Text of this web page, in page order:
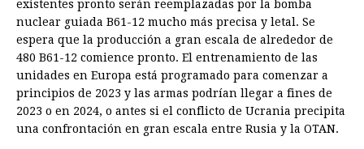
existentes pronto serán reemplazadas por la bomba
nuclear guiada B61-12 mucho más precisa y letal. Se
espera que la producción a gran escala de alrededor de
480 B61-12 comience pronto. El entrenamiento de las
unidades en Europa está programado para comenzar a
principios de 2023 y las armas podrían llegar a fines de
2023 o en 2024, o antes si el conflicto de Ucrania precipita
una confrontación en gran escala entre Rusia y la OTAN.